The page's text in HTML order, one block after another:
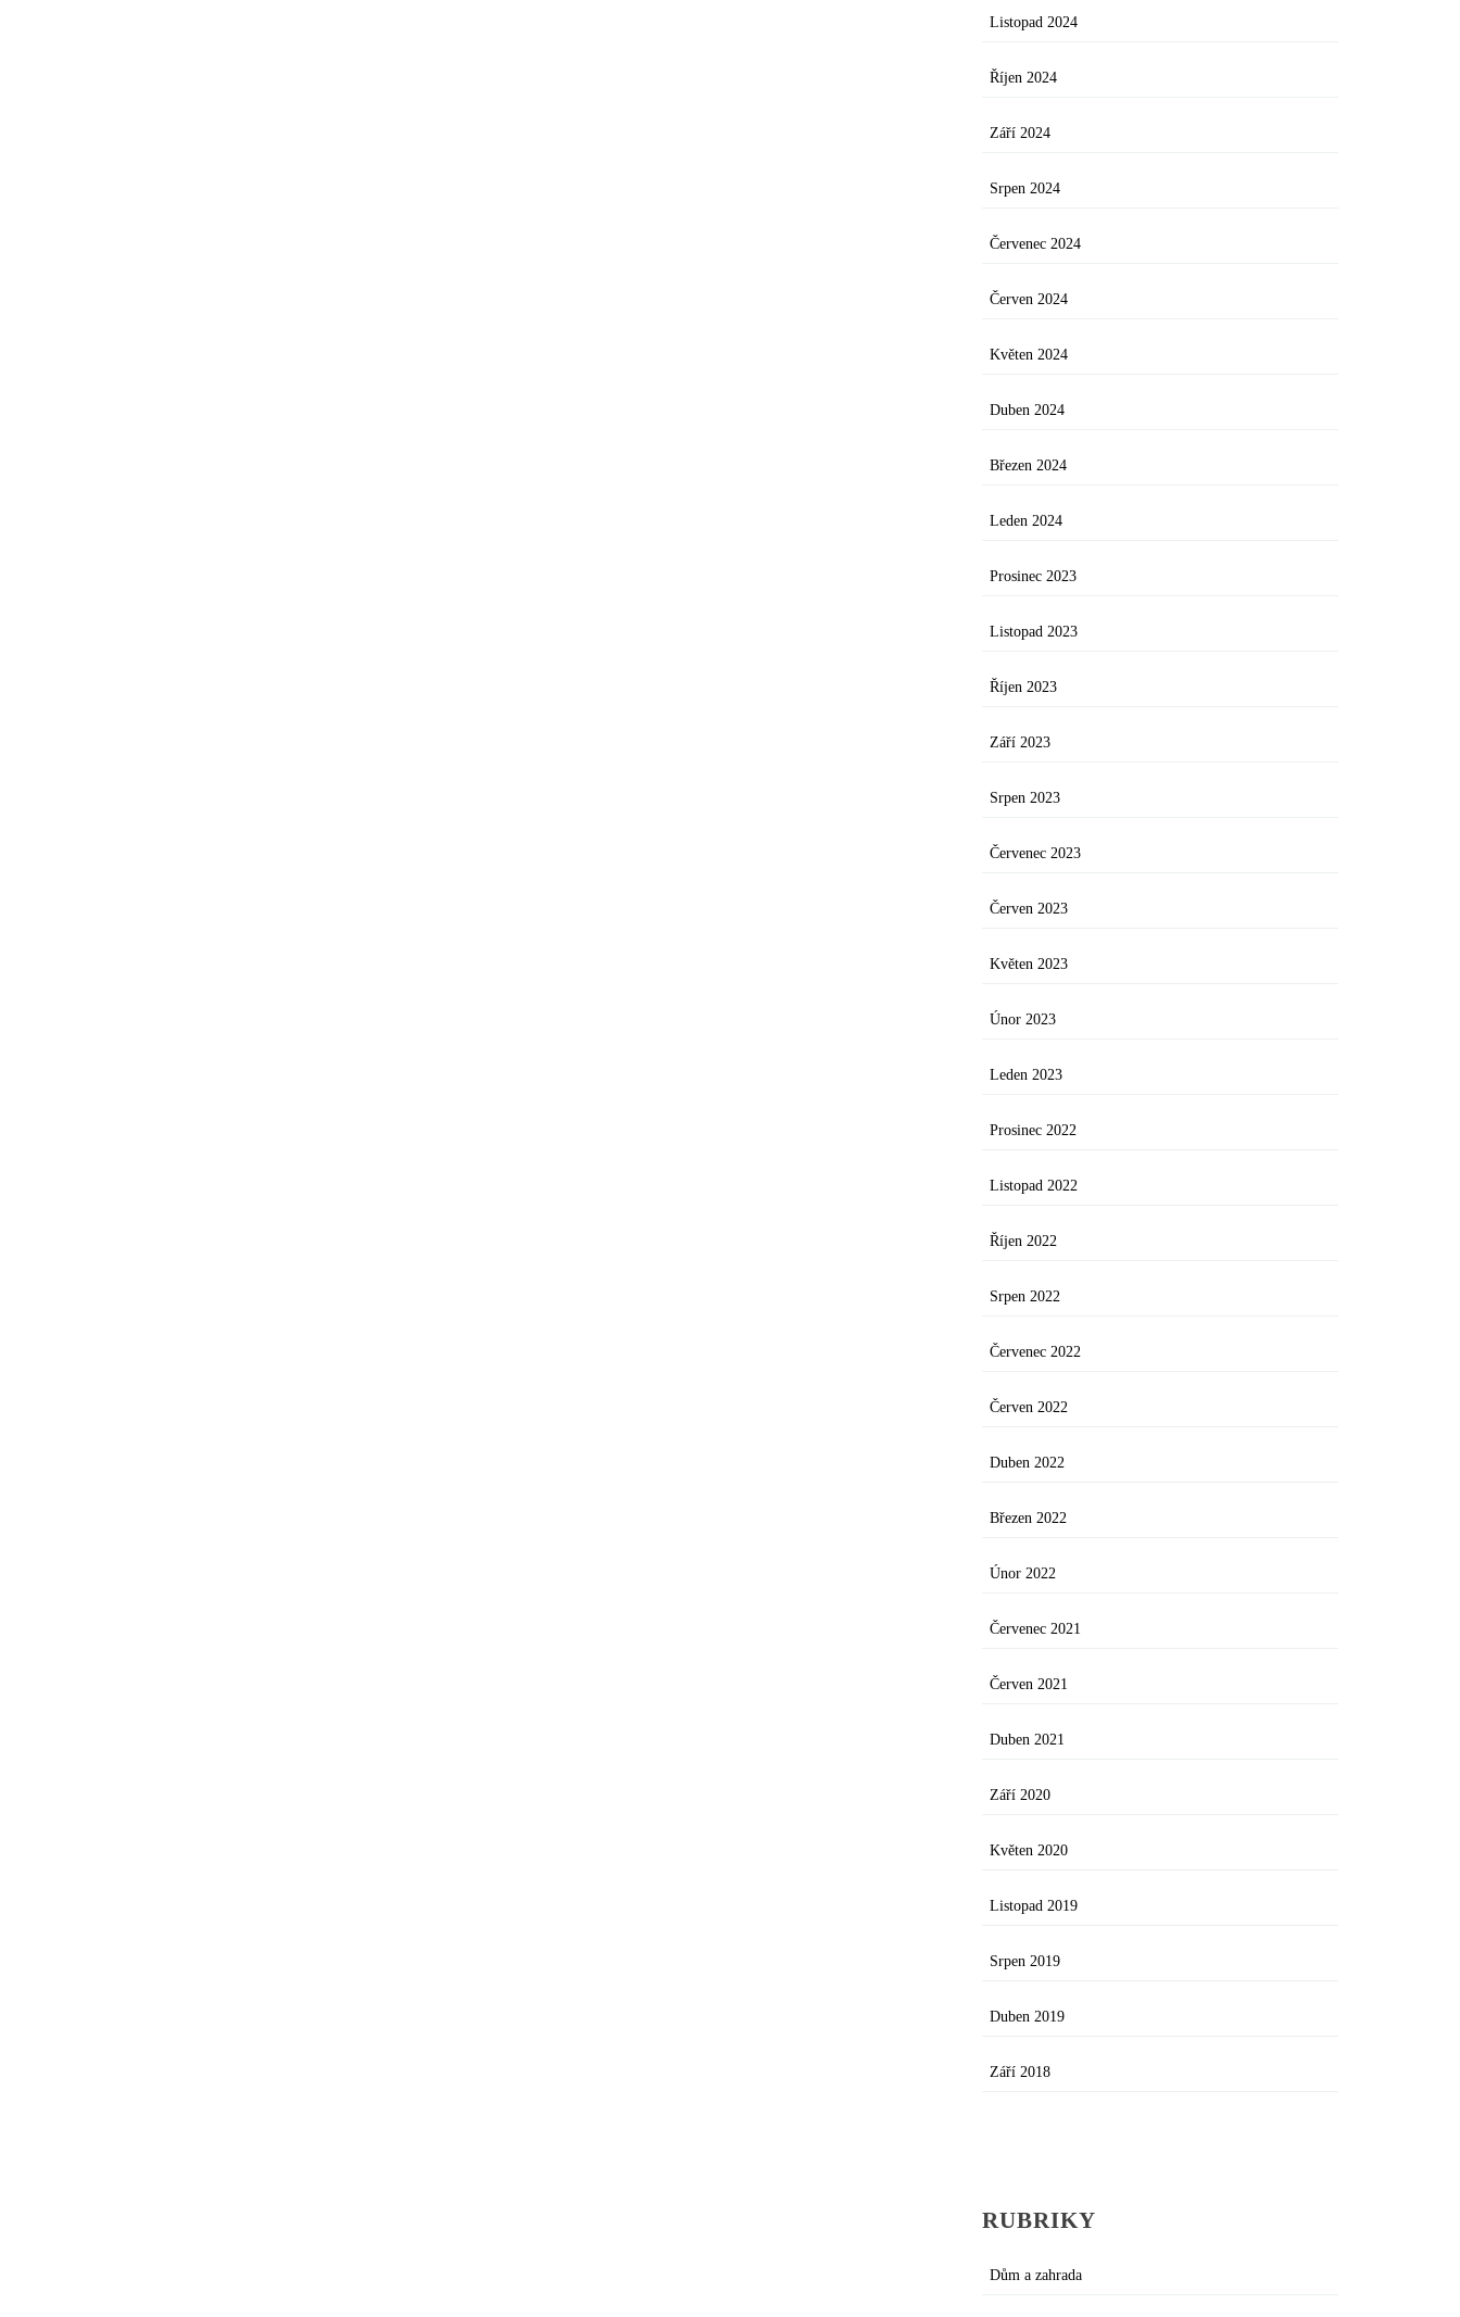
Listopad 2024
Říjen 2024
Září 2024
Srpen 2024
Červenec 2024
Červen 2024
Květen 2024
Duben 2024
Březen 2024
Leden 2024
Prosinec 2023
Listopad 2023
Říjen 2023
Září 2023
Srpen 2023
Červenec 2023
Červen 2023
Květen 2023
Únor 2023
Leden 2023
Prosinec 2022
Listopad 2022
Říjen 2022
Srpen 2022
Červenec 2022
Červen 2022
Duben 2022
Březen 2022
Únor 2022
Červenec 2021
Červen 2021
Duben 2021
Září 2020
Květen 2020
Listopad 2019
Srpen 2019
Duben 2019
Září 2018
RUBRIKY
Dům a zahrada